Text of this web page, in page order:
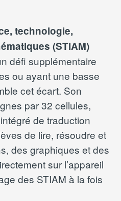
technologie,
(STIAM)
défi supplémentaire
ou ayant une basse
cet écart. Son
par 32 cellules,
de traduction
de lire, résoudre et
des graphiques et des
sur l’appareil
des STIAM à la fois